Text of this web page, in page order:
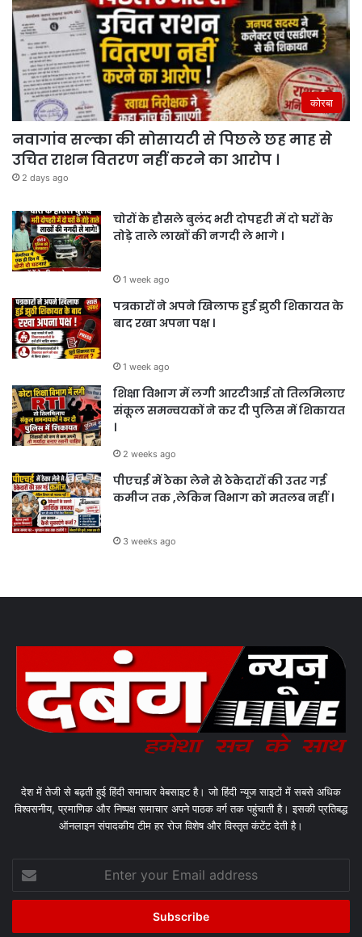
कोरबा
नवागांव सल्का की सोसायटी से पिछले छह माह से
उचित राशन वितरण नहीं करने का आरोप ।
2 days ago
चोरों के हौसले बुलंद भरी दोपहरी में दो घरों के
तोड़े ताले लाखों की नगदी ले भागे ।
1 week ago
पत्रकारों ने अपने खिलाफ हुई झुठी शिकायत के
बाद रखा अपना पक्ष ।
1 week ago
शिक्षा विभाग में लगी आरटीआई तो तिलमिलाए
संकूल समन्वयकों ने कर दी पुलिस में शिकायत
।
2 weeks ago
पीएचई में ठेका लेने से ठेकेदारों की उतर गई
कमीज तक ,लेकिन विभाग को मतलब नहीं ।
3 weeks ago
देश में तेजी से बढ़ती हुई हिंदी समाचार वेबसाइट है। जो हिंदी न्यूज साइटों में सबसे अधिक
विश्वसनीय, प्रमाणिक और निष्पक्ष समाचार अपने पाठक वर्ग तक पहुंचाती है। इसकी प्रतिबद्ध
ऑनलाइन संपादकीय टीम हर रोज विशेष और विस्तृत कंटेंट देती है।
your
Email